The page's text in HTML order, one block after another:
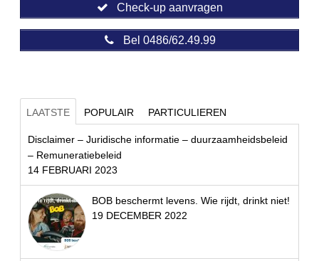
Check-up aanvragen
Bel 0486/62.49.99
LAATSTE POPULAIR PARTICULIEREN
Disclaimer – Juridische informatie – duurzaamheidsbeleid
– Remuneratiebeleid
14 FEBRUARI 2023
BOB beschermt levens. Wie rijdt, drinkt niet!
19 DECEMBER 2022